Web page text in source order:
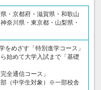
・京都府・滋賀県・和歌山
奈川県・東京都・山梨県・
をめざす「特別進学コース」
始めて大学入試まで「基礎
全通信コース」
（中学生対象）※一部校舎